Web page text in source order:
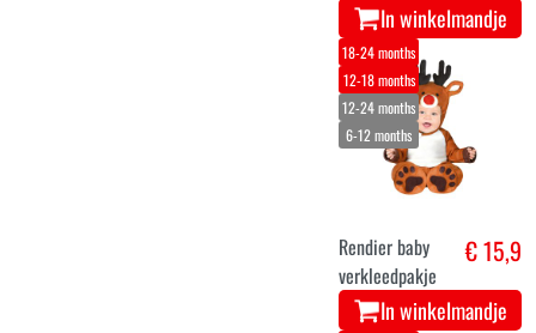
In winkelmandje
18-24 months
12-18 months
12-24 months
6-12 months
Rendier baby
verkleedpakje
€ 15,9
In winkelmandje